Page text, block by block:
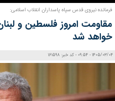
فرمانده نیروی قدس سپاه پاسداران انقلاب اسلامی:
مقاومت امروز فلسطین و
خواهد شد
1405/03/04 - 09:54 - کد خبر: 161598